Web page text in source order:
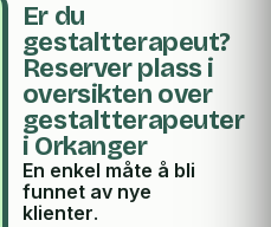
Er du
gestaltterapeut?
Reserver plass i
oversikten over
gestaltterapeuter
i Orkanger
En enkel måte å bli
funnet av nye
klienter.